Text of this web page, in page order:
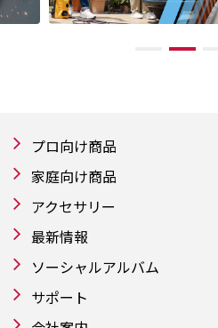
プロ向け商品
家庭向け商品
アクセサリー
最新情報
ソーシャルアルバム
サポート